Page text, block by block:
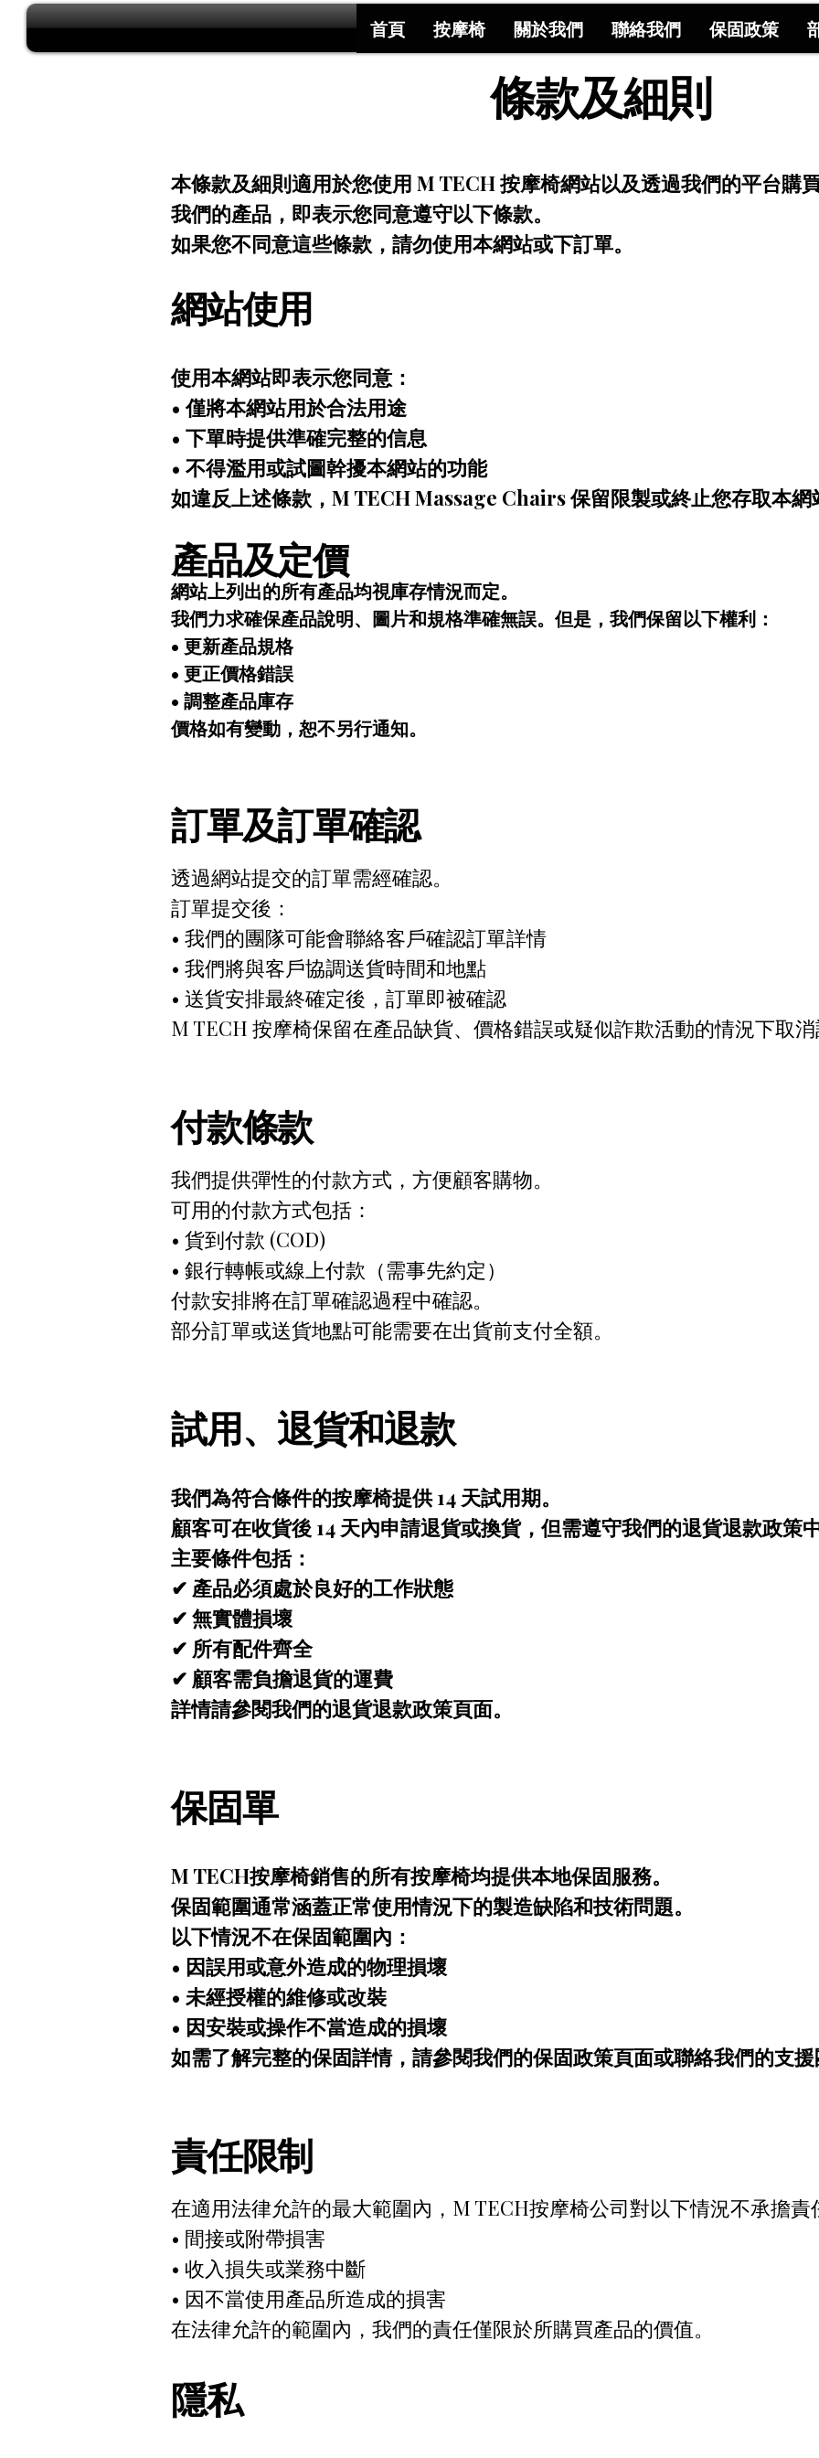
首頁 按摩椅 關於我們 聯絡我們 保固政策
條款及細則
本條款及細則適用於您使用 M TECH 按摩椅網站以及透過我們的平台購
我們的產品，即表示您同意遵守以下條款。
如果您不同意這些條款，請勿使用本網站或下訂單。
網站使用
使用本網站即表示您同意：
• 僅將本網站用於合法用途
• 下單時提供準確完整的信息
• 不得濫用或試圖幹擾本網站的功能
如違反上述條款，M TECH Massage Chairs 保留限製或終止您存取本網
產品及定價
網站上列出的所有產品均視庫存情況而定。
我們力求確保產品說明、圖片和規格準確無誤。但是，我們保留以下權利：
• 更新產品規格
• 更正價格錯誤
• 調整產品庫存
價格如有變動，恕不另行通知。
訂單及訂單確認
透過網站提交的訂單需經確認。
訂單提交後：
• 我們的團隊可能會聯絡客戶確認訂單詳情
• 我們將與客戶協調送貨時間和地點
• 送貨安排最終確定後，訂單即被確認
M TECH 按摩椅保留在產品缺貨、價格錯誤或疑似詐欺活動的情況下取消
付款條款
我們提供彈性的付款方式，方便顧客購物。
可用的付款方式包括：
• 貨到付款 (COD)
• 銀行轉帳或線上付款（需事先約定）
付款安排將在訂單確認過程中確認。
部分訂單或送貨地點可能需要在出貨前支付全額。
試用、退貨和退款
我們為符合條件的按摩椅提供 14 天試用期。
顧客可在收貨後 14 天內申請退貨或換貨，但需遵守我們的退貨退款政策
主要條件包括：
✔ 產品必須處於良好的工作狀態
✔ 無實體損壞
✔ 所有配件齊全
✔ 顧客需負擔退貨的運費
詳情請參閱我們的退貨退款政策頁面。
保固單
M TECH按摩椅銷售的所有按摩椅均提供本地保固服務。
保固範圍通常涵蓋正常使用情況下的製造缺陷和技術問題。
以下情況不在保固範圍內：
• 因誤用或意外造成的物理損壞
• 未經授權的維修或改裝
• 因安裝或操作不當造成的損壞
如需了解完整的保固詳情，請參閱我們的保固政策頁面或聯絡我們的支援
責任限制
在適用法律允許的最大範圍內，M TECH按摩椅公司對以下情況不承擔責
• 間接或附帶損害
• 收入損失或業務中斷
• 因不當使用產品所造成的損害
在法律允許的範圍內，我們的責任僅限於所購買產品的價值。
隱私